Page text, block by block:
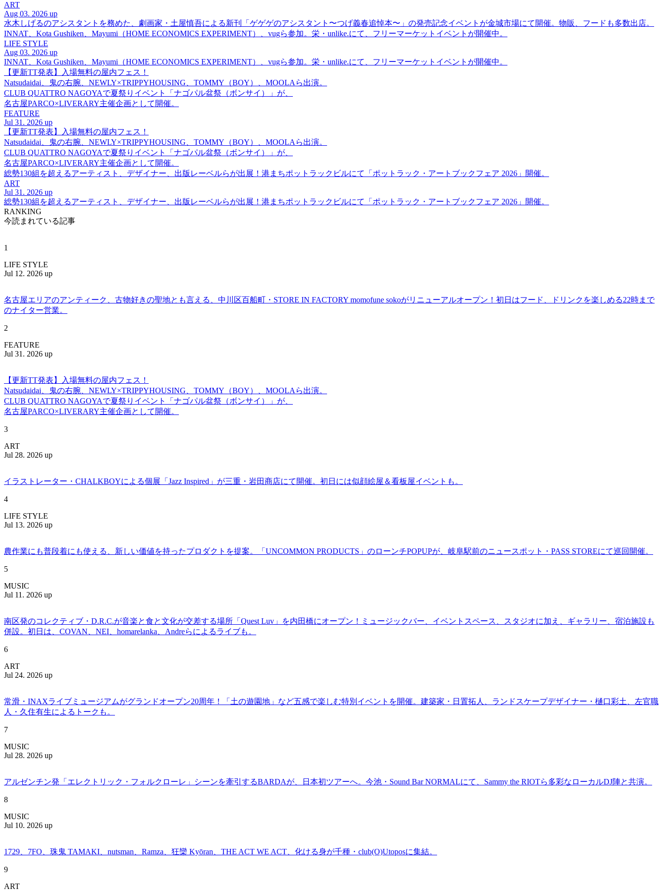
ART
Aug 03. 2026 up
水木しげるのアシスタントを務めた、劇画家・土屋慎吾による新刊「ゲゲゲのアシスタント〜つげ義春追悼本〜」の発売記念イベントが金城市場にて開催。物販、フードも多数出店。
INNAT、Kota Gushiken、Mayumi（HOME ECONOMICS EXPERIMENT）、vugら参加。栄・unlike.にて、フリーマーケットイベントが開催中。
LIFE STYLE
Aug 03. 2026 up
INNAT、Kota Gushiken、Mayumi（HOME ECONOMICS EXPERIMENT）、vugら参加。栄・unlike.にて、フリーマーケットイベントが開催中。
【更新TT発表】入場無料の屋内フェス！
Natsudaidai、鬼の右腕、NEWLY×TRIPPYHOUSING、TOMMY（BOY）、MOOLAら出演。
CLUB QUATTRO NAGOYAで夏祭りイベント「ナゴパル盆祭（ボンサイ）」が、
名古屋PARCO×LIVERARY主催企画として開催。
FEATURE
Jul 31. 2026 up
【更新TT発表】入場無料の屋内フェス！
Natsudaidai、鬼の右腕、NEWLY×TRIPPYHOUSING、TOMMY（BOY）、MOOLAら出演。
CLUB QUATTRO NAGOYAで夏祭りイベント「ナゴパル盆祭（ボンサイ）」が、
名古屋PARCO×LIVERARY主催企画として開催。
総勢130組を超えるアーティスト、デザイナー、出版レーベルらが出展！港まちポットラックビルにて「ポットラック・アートブックフェア 2026」開催。
ART
Jul 31. 2026 up
総勢130組を超えるアーティスト、デザイナー、出版レーベルらが出展！港まちポットラックビルにて「ポットラック・アートブックフェア 2026」開催。
RANKING
今読まれている記事
1
LIFE STYLE
Jul 12. 2026 up
名古屋エリアのアンティーク、古物好きの聖地とも言える、中川区百船町・STORE IN FACTORY momofune sokoがリニューアルオープン！初日はフード、ドリンクを楽しめる22時まで
のナイター営業。
2
FEATURE
Jul 31. 2026 up
【更新TT発表】入場無料の屋内フェス！
Natsudaidai、鬼の右腕、NEWLY×TRIPPYHOUSING、TOMMY（BOY）、MOOLAら出演。
CLUB QUATTRO NAGOYAで夏祭りイベント「ナゴパル盆祭（ボンサイ）」が、
名古屋PARCO×LIVERARY主催企画として開催。
3
ART
Jul 28. 2026 up
イラストレーター・CHALKBOYによる個展「Jazz Inspired」が三重・岩田商店にて開催。初日には似顔絵屋＆看板屋イベントも。
4
LIFE STYLE
Jul 13. 2026 up
農作業にも普段着にも使える、新しい価値を持ったプロダクトを提案。「UNCOMMON PRODUCTS」のローンチPOPUPが、岐阜駅前のニュースポット・PASS STOREにて巡回開催。
5
MUSIC
Jul 11. 2026 up
南区発のコレクティブ・D.R.C.が⾳楽と⾷と⽂化が交差する場所「Quest Luv」を内田橋にオープン！ミュージックバー、イベントスペース、スタジオに加え、ギャラリー、宿泊施設も
併設。初日は、COVAN、NEI、homarelanka、Andreらによるライブも。
6
ART
Jul 24. 2026 up
常滑・INAXライブミュージアムがグランドオープン20周年！「土の遊園地」など五感で楽しむ特別イベントを開催。建築家・日置拓人、ランドスケープデザイナー・樋口彩土、左官職
人・久住有生によるトークも。
7
MUSIC
Jul 28. 2026 up
アルゼンチン発「エレクトリック・フォルクローレ」シーンを牽引するBARDAが、日本初ツアーへ。今池・Sound Bar NORMALにて、Sammy the RIOTら多彩なローカルDJ陣と共演。
8
MUSIC
Jul 10. 2026 up
1729、7FO、珠鬼 TAMAKI、nutsman、Ramza、狂欒 Kyōran、THE ACT WE ACT、化ける身が千種・club(O)Utoposに集結。
9
ART